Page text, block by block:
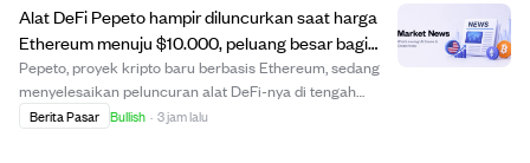
Alat DeFi Pepeto hampir diluncurkan saat harga
Ethereum menuju $10.000, peluang besar bagi
investor awal.
Pepeto, proyek kripto baru berbasis Ethereum, sedang
menyelesaikan peluncuran alat DeFi-nya di tengah
prediksi harga Ethereum yang bullish hingga $10.000
Berita Pasar Bullish · 3 jam lalu